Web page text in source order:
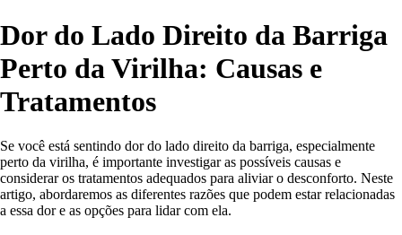
Dor do Lado Direito da Barriga
Perto da Virilha: Causas e
Tratamentos
Se você está sentindo dor do lado direito da barriga, especialmente
perto da virilha, é importante investigar as possíveis causas e
considerar os tratamentos adequados para aliviar o desconforto. Neste
artigo, abordaremos as diferentes razões que podem estar relacionadas
a essa dor e as opções para lidar com ela.